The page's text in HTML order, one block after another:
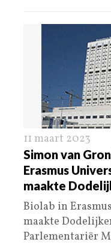
11 maart 2023
Simon van
Erasmus
maakte
Biolab in
maakte
Parlementariër